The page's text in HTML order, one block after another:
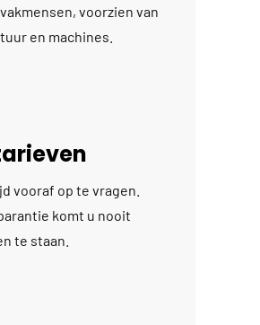
voorzien van
en machines.
vooraf op te vragen.
komt u nooit
te staan.